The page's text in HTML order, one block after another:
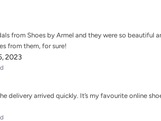
from Shoes by Armel and they were so beautiful
from them, for sure!
2023
delivery arrived quickly. It’s my favourite online